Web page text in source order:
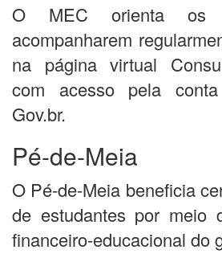
O MEC orienta os
acompanharem
na página virtual
com acesso pela
Gov.br.
Pé-de-Meia
O Pé-de-Meia beneficia
de estudantes por meio
financeiro-educacional do